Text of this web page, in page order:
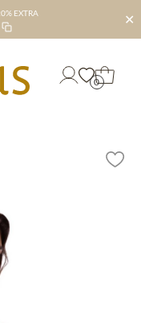
EXTRA
✕
0